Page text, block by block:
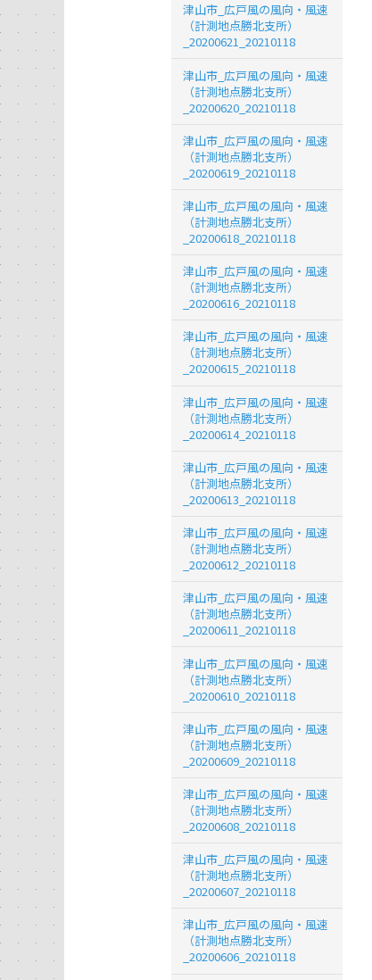
津山市_広戸風の風向・風速
（計測地点勝北支所）
_20200621_20210118
津山市_広戸風の風向・風速
（計測地点勝北支所）
_20200620_20210118
津山市_広戸風の風向・風速
（計測地点勝北支所）
_20200619_20210118
津山市_広戸風の風向・風速
（計測地点勝北支所）
_20200618_20210118
津山市_広戸風の風向・風速
（計測地点勝北支所）
_20200616_20210118
津山市_広戸風の風向・風速
（計測地点勝北支所）
_20200615_20210118
津山市_広戸風の風向・風速
（計測地点勝北支所）
_20200614_20210118
津山市_広戸風の風向・風速
（計測地点勝北支所）
_20200613_20210118
津山市_広戸風の風向・風速
（計測地点勝北支所）
_20200612_20210118
津山市_広戸風の風向・風速
（計測地点勝北支所）
_20200611_20210118
津山市_広戸風の風向・風速
（計測地点勝北支所）
_20200610_20210118
津山市_広戸風の風向・風速
（計測地点勝北支所）
_20200609_20210118
津山市_広戸風の風向・風速
（計測地点勝北支所）
_20200608_20210118
津山市_広戸風の風向・風速
（計測地点勝北支所）
_20200607_20210118
津山市_広戸風の風向・風速
（計測地点勝北支所）
_20200606_20210118